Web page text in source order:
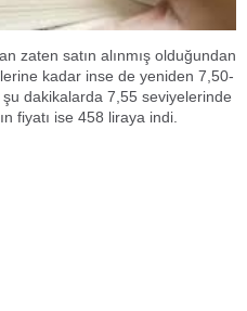
zaten satın alınmış olduğundan
kadar inse de yeniden 7,50-
dakikalarda 7,55 seviyelerinde
fiyatı ise 458 liraya indi.